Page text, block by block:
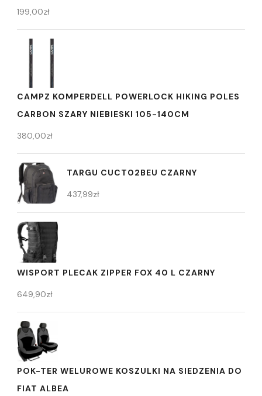
199,00zł
CAMPZ KOMPERDELL POWERLOCK HIKING POLES
CARBON SZARY NIEBIESKI 105-140CM
380,00zł
TARGU CUCT02BEU CZARNY
437,99zł
WISPORT PLECAK ZIPPER FOX 40 L CZARNY
649,90zł
POK-TER WELUROWE KOSZULKI NA SIEDZENIA DO
FIAT ALBEA